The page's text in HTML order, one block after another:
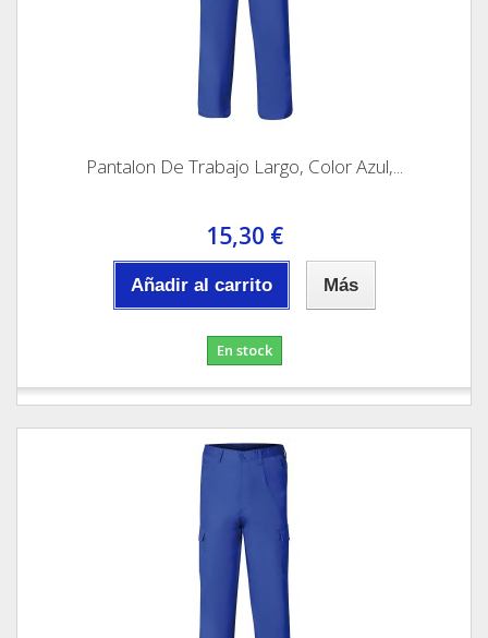
Pantalon De Trabajo Largo, Color Azul,...
15,30 €
Añadir al carrito Más
En stock